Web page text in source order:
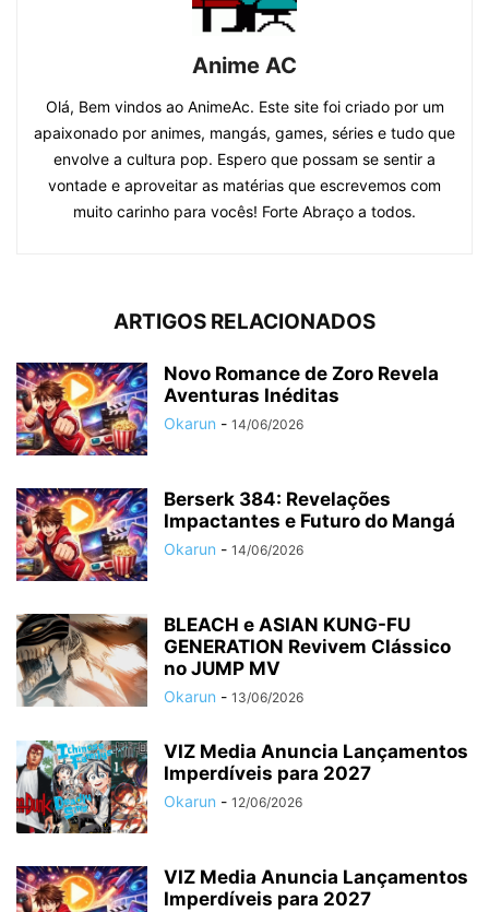
Anime AC
Olá, Bem vindos ao AnimeAc. Este site foi criado por um
apaixonado por animes, mangás, games, séries e tudo que
envolve a cultura pop. Espero que possam se sentir a
vontade e aproveitar as matérias que escrevemos com
muito carinho para vocês! Forte Abraço a todos.
ARTIGOS RELACIONADOS
Novo Romance de Zoro Revela
Aventuras Inéditas
Okarun - 14/06/2026
Berserk 384: Revelações
Impactantes e Futuro do Mangá
Okarun - 14/06/2026
BLEACH e ASIAN KUNG-FU
GENERATION Revivem Clássico
no JUMP MV
Okarun - 13/06/2026
VIZ Media Anuncia Lançamentos
Imperdíveis para 2027
Okarun - 12/06/2026
VIZ Media Anuncia Lançamentos
Imperdíveis para 2027